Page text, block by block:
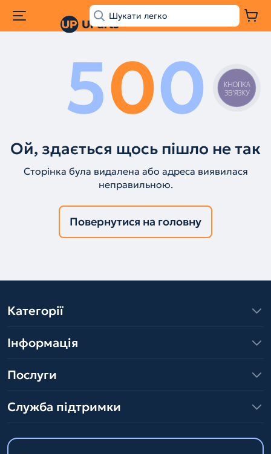
500
Ой, здається щось пішло не так
Сторінка була видалена або адреса виявилася
неправильною.
Повернутися на головну
Категорії
Інформація
Послуги
Служба підтримки
КНОПКА
ЗВ'ЯЗКУ